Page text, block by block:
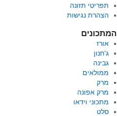
תפריטי תזונה
הצהרת נגישות
המתכונים
אורז
ג'חנון
גבינה
ממולאים
מרק
מרק אפונה
מתכוני וידאו
סלט